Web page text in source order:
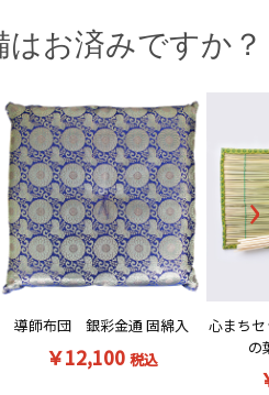
お済みですか？
導師布団 銀彩金通 固綿入
￥12,100 税込
心まち
の
›